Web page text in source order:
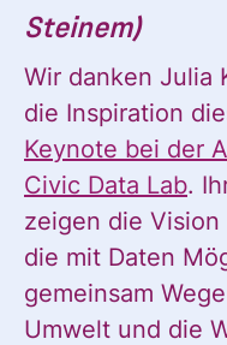
Steinem)
Wir danken Julia
die Inspiration
Keynote bei der
Civic Data Lab.
zeigen die
die mit Daten
gemeinsam
Umwelt und die
der Daten in
gelesen
*
ANMELDEN